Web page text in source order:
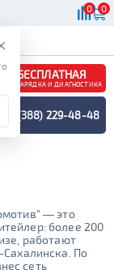
0 0
БЕСПЛАТНАЯ
ЗАРЯДКА И ДИАГНОСТИКА
+7 (388) 229-48-48
— это
более 200
работают
По
сеть